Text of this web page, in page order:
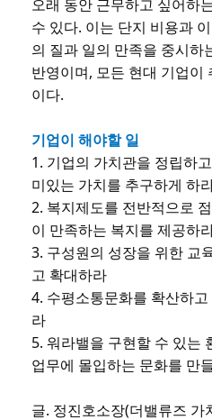
오래 동안 근무하고 싶어하
수 있다. 이는 단지 비용과
의 질과 일의 만족을 중시하
반영이며, 모든 현대 기업이
이다.
기업이 해야할 일
1. 기업의 가치관을 정립하
미있는 가치를 추구하게 하
2. 복지제도를 전반적으로
이 만족하는 복지를 제공하
3. 구성원의 성장을 위한 교
고 확대하라
4. 수평소통문화를 확산하
라
5. 워라밸을 구현할 수 있는
업무에 몰입하는 문화를 만
글. 정진호소장(더밸류즈